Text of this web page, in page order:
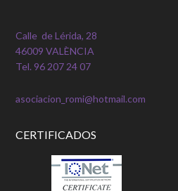
Calle de Lérida, 28
46009 VALÈNCIA
Tel. 96 207 24 07
asociacion_romi@hotmail.com
CERTIFICADOS